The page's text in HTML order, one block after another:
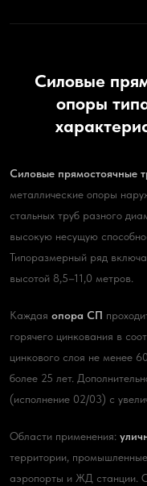
Силовые
опоры
Силовые прямостоячные
металлические опоры наружного
стальных труб разного
высокую несущую
Типоразмерный ряд включает модели
высотой 8,5–11,0 метров.
Каждая опора СП
горячего цинкования в
цинкового слоя не менее
более 25 лет. Дополнительно доступен внутренний подвод кабеля
(исполнение 02/03) с
Области применения:
территории, промышленные зоны, складские
аэропорты и ЖД станции.